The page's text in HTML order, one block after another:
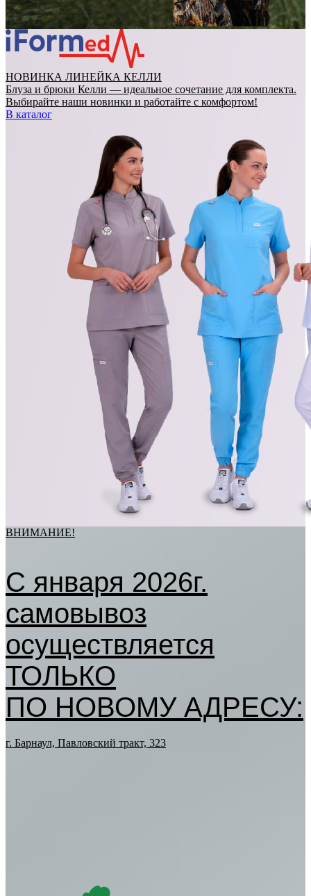
НОВИНКА ЛИНЕЙКА КЕЛЛИ
Блуза и брюки Келли — идеальное сочетание для комплекта.
Выбирайте наши новинки и работайте с комфортом!
В каталог
ВНИМАНИЕ!
С января 2026г.
самовывоз
осуществляется
ТОЛЬКО
ПО НОВОМУ АДРЕСУ:
г. Барнаул, Павловский тракт, 323